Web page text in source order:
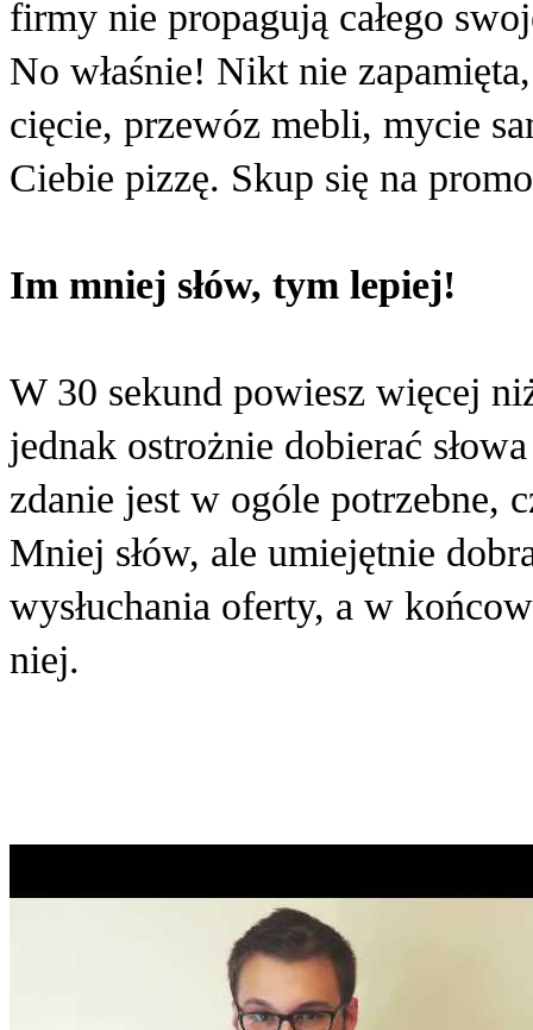
firmy nie propagują całego
No właśnie! Nikt nie
cięcie, przewóz mebli, mycie
Ciebie pizzę. Skup się na
Im mniej słów, tym lepiej!
W 30 sekund powiesz więcej
jednak ostrożnie dobierać
zdanie jest w ogóle potrzebne,
Mniej słów, ale umiejętnie
wysłuchania oferty, a w
niej.